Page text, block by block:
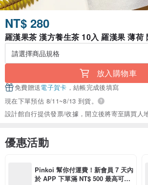
NT$ 280
羅漢果茶 漢方養生茶 10入 羅漢果 薄荷
放入購物車
免費贈送電子賀卡 ，結帳完成後填寫
現在下單預估 8/11~8/13 到貨。
設計館自行提供發票/收據，開立後將寄至購買人
優惠活動
Pinkoi 幫你付運費！新會員 7 天內
於 APP 下單滿 NT$ 500 最高可折